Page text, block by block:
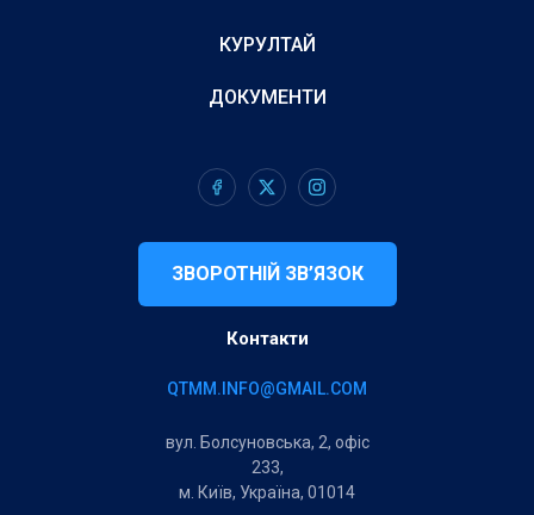
КУРУЛТАЙ
ДОКУМЕНТИ
ЗВОРОТНІЙ ЗВ’ЯЗОК
Контакти
QTMM.INFO@GMAIL.COM
вул. Болсуновська, 2, офіс
233,
м. Київ, Україна, 01014